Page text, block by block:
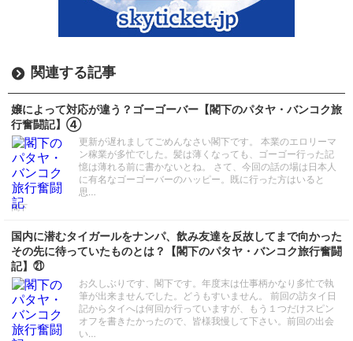
関連する記事
嬢によって対応が違う？ゴーゴーバー【閣下のパタヤ・バンコク旅
行奮闘記】④
更新が遅れましてごめんなさい閣下です。 本業のエロリーマ
ン稼業が多忙でした。髪は薄くなっても、ゴーゴー行った記
憶は薄れる前に書かないとね。 さて、今回の話の場は日本人
に有名なゴーゴーバーのハッピー。既に行った方はいると
思…
閣下
国内に潜むタイガールをナンパ、飲み友達を反故してまで向かった
その先に待っていたものとは？【閣下のパタヤ・バンコク旅行奮闘
記】㉑
お久しぶりです、閣下です。年度末は仕事柄かなり多忙で執
筆が出来ませんでした。どうもすいません。 前回の訪タイ日
記からタイへは何回か行っていますが、もう１つだけスピン
オフを書きたかったので、皆様我慢して下さい。前回の出会
い…